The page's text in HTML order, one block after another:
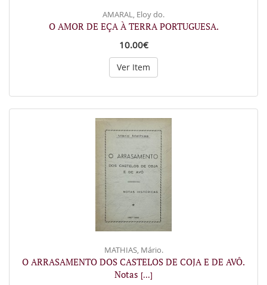
AMARAL, Eloy do.
O AMOR DE EÇA À TERRA PORTUGUESA.
10.00€
Ver Item
MATHIAS, Mário.
O ARRASAMENTO DOS CASTELOS DE COJA E DE AVÔ.
Notas [...]